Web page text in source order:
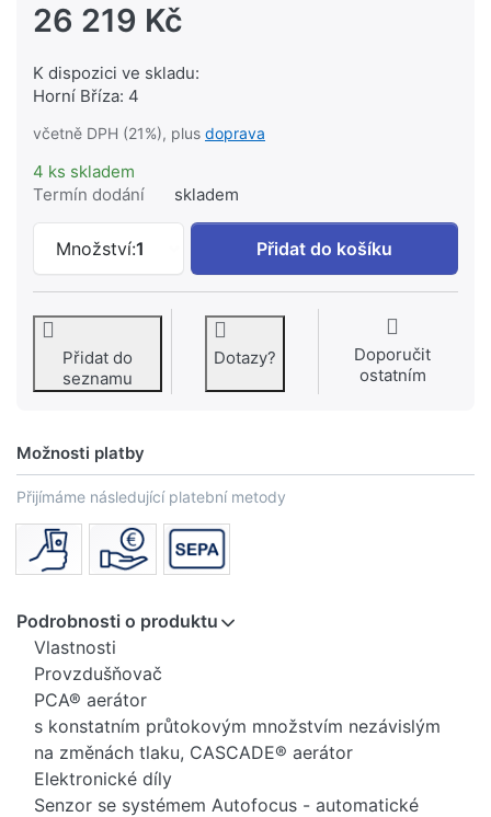
26 219 Kč
K dispozici ve skladu:
Horní Bříza: 4
včetně DPH (21%), plus doprava
4 ks skladem
Termín dodání
skladem
Množství:1
HANSA HANSAELECTRA
Přidat do košíku
Přidat do
seznamu
Dotazy?
Doporučit
ostatním
Možnosti platby
Přijímáme následující platební metody
Podrobnosti o produktu
Vlastnosti
Provzdušňovač
PCA® aerátor
s konstatním průtokovým množstvím nezávislým
na změnách tlaku, CASCADE® aerátor
Elektronické díly
Senzor se systémem Autofocus - automatické